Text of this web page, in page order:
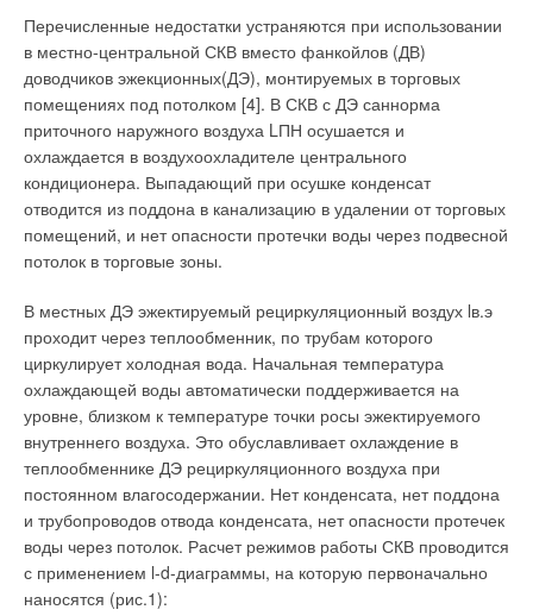
Перечисленные недостатки устраняются при использовании
в местно-центральной СКВ вместо фанкойлов (ДВ)
доводчиков эжекционных(ДЭ), монтируемых в торговых
помещениях под потолком [4]. В СКВ с ДЭ саннорма
приточного наружного воздуха LПН осушается и
охлаждается в воздухоохладителе центрального
кондиционера. Выпадающий при осушке конденсат
отводится из поддона в канализацию в удалении от торговых
помещений, и нет опасности протечки воды через подвесной
потолок в торговые зоны.
В местных ДЭ эжектируемый рециркуляционный воздух lв.э
проходит через теплообменник, по трубам которого
циркулирует холодная вода. Начальная температура
охлаждающей воды автоматически поддерживается на
уровне, близком к температуре точки росы эжектируемого
внутреннего воздуха. Это обуславливает охлаждение в
теплообменнике ДЭ рециркуляционного воздуха при
постоянном влагосодержании. Нет конденсата, нет поддона
и трубопроводов отвода конденсата, нет опасности протечек
воды через потолок. Расчет режимов работы СКВ проводится
с применением l-d-диаграммы, на которую первоначально
наносятся (рис.1):
общество Будерус ГмбХ» (Buderus’sche Handelsgesellschaft
GmbH) с резиденцией в Вецларе. В 1913 г. BUDERUS
становится предприятием, обеспечивающим весь комплекс
продукции в отопительной отрасли.
Низкотемпературные чугунные котлы Logano G115WS,
G215WS, GE315/515/615 обладают преимуществами по
сравнению с продукцией других производителей:
❏ малошумным режимом работы с низким уровнем
термического коэффициента полезного действия 96 %;
❏ использование специального серого чугуна (ноу-хау
компании BUDERUS) обеспечивает идеальное соответствие
между геометрией камеры сгорания, поверхностью нагрева
и геометрией пламени и теплового потока;
❏ использование технологии THERMOSTREAM исключает
образование конденсата при работе и обеспечивает
высокую безопасность.
Атмосферные газовые чугунные котлы Logano G124WS,